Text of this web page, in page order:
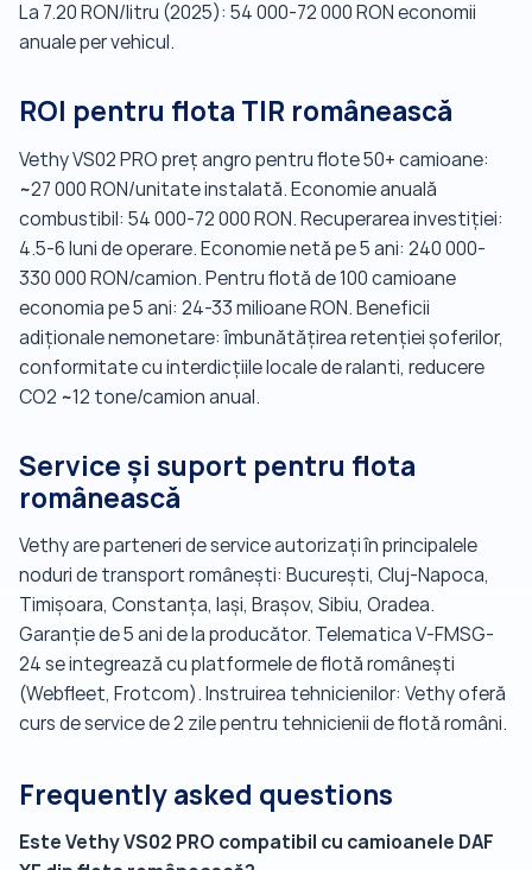
La 7.20 RON/litru (2025): 54 000-72 000 RON economii
anuale per vehicul.
ROI pentru flota TIR românească
Vethy VS02 PRO preț angro pentru flote 50+ camioane:
~27 000 RON/unitate instalată. Economie anuală
combustibil: 54 000-72 000 RON. Recuperarea investiției:
4.5-6 luni de operare. Economie netă pe 5 ani: 240 000-
330 000 RON/camion. Pentru flotă de 100 camioane
economia pe 5 ani: 24-33 milioane RON. Beneficii
adiționale nemonetare: îmbunătățirea retenției șoferilor,
conformitate cu interdicțiile locale de ralanti, reducere
CO2 ~12 tone/camion anual.
Service și suport pentru flota
românească
Vethy are parteneri de service autorizați în principalele
noduri de transport românești: București, Cluj-Napoca,
Timișoara, Constanța, Iași, Brașov, Sibiu, Oradea.
Garanție de 5 ani de la producător. Telematica V-FMSG-
24 se integrează cu platformele de flotă românești
(Webfleet, Frotcom). Instruirea tehnicienilor: Vethy oferă
curs de service de 2 zile pentru tehnicienii de flotă români.
Frequently asked questions
Este Vethy VS02 PRO compatibil cu camioanele DAF